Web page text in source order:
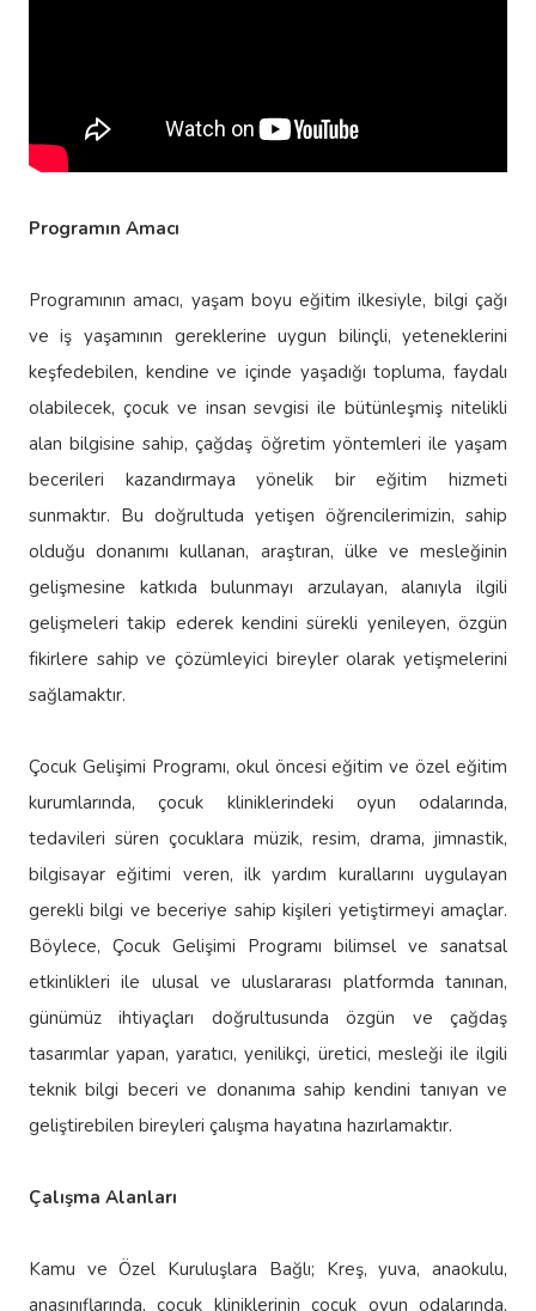
Programın Amacı
Programının amacı, yaşam boyu eğitim ilkesiyle, bilgi çağı
ve iş yaşamının gereklerine uygun bilinçli, yeteneklerini
keşfedebilen, kendine ve içinde yaşadığı topluma, faydalı
olabilecek, çocuk ve insan sevgisi ile bütünleşmiş nitelikli
alan bilgisine sahip, çağdaş öğretim yöntemleri ile yaşam
becerileri kazandırmaya yönelik bir eğitim hizmeti
sunmaktır. Bu doğrultuda yetişen öğrencilerimizin, sahip
olduğu donanımı kullanan, araştıran, ülke ve mesleğinin
gelişmesine katkıda bulunmayı arzulayan, alanıyla ilgili
gelişmeleri takip ederek kendini sürekli yenileyen, özgün
fikirlere sahip ve çözümleyici bireyler olarak yetişmelerini
sağlamaktır.
Çocuk Gelişimi Programı, okul öncesi eğitim ve özel eğitim
kurumlarında, çocuk kliniklerindeki oyun odalarında,
tedavileri süren çocuklara müzik, resim, drama, jimnastik,
bilgisayar eğitimi veren, ilk yardım kurallarını uygulayan
gerekli bilgi ve beceriye sahip kişileri yetiştirmeyi amaçlar.
Böylece, Çocuk Gelişimi Programı bilimsel ve sanatsal
etkinlikleri ile ulusal ve uluslararası platformda tanınan,
günümüz ihtiyaçları doğrultusunda özgün ve çağdaş
tasarımlar yapan, yaratıcı, yenilikçi, üretici, mesleği ile ilgili
teknik bilgi beceri ve donanıma sahip kendini tanıyan ve
geliştirebilen bireyleri çalışma hayatına hazırlamaktır.
Çalışma Alanları
Kamu ve Özel Kuruluşlara Bağlı; Kreş, yuva, anaokulu,
anasınıflarında, çocuk kliniklerinin çocuk oyun odalarında,